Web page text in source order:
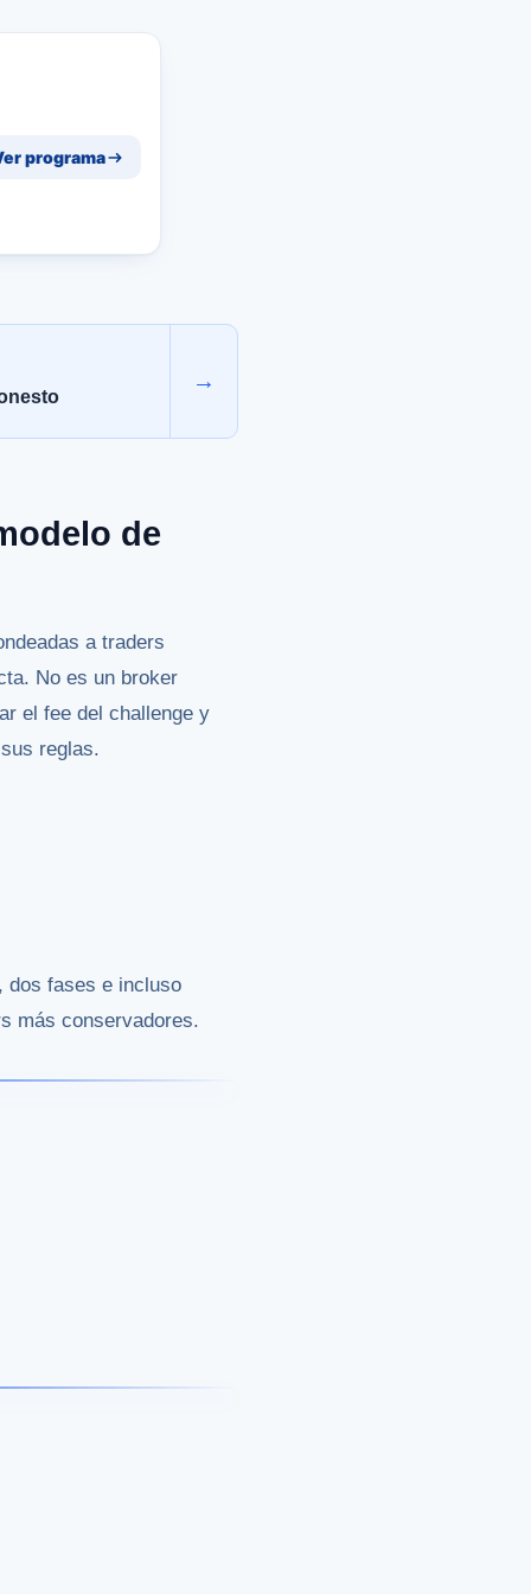
programa
→
de
a traders
No es un broker
el fee del challenge y
reglas.
dos fases e incluso
más conservadores.